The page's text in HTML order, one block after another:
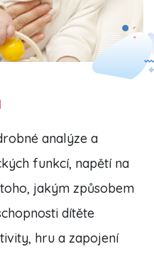
analýze a
funkcí, napětí na
jakým způsobem
dítěte
hru a zapojení